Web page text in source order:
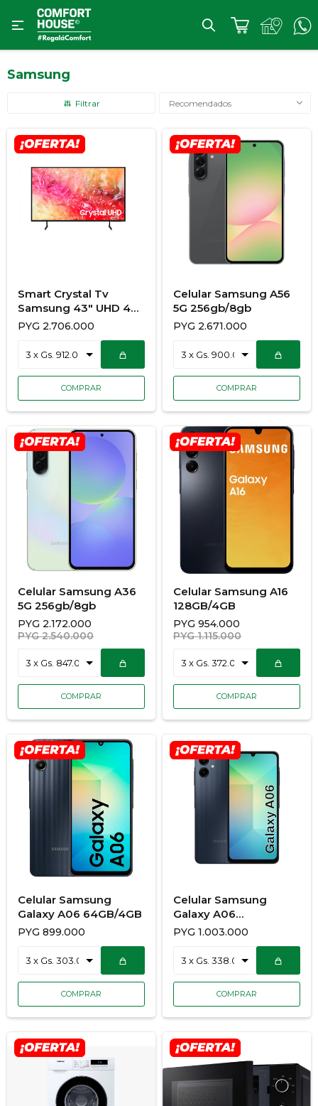

Samsung
Recomendados
Smart Crystal Tv
Samsung 43" UHD 4K
DU7000
PYG 2.706.000
Celular Samsung A56
5G 256gb/8gb
PYG 2.671.000
Celular Samsung A36
5G 256gb/8gb
PYG 2.172.000
PYG 2.540.000
Celular Samsung A16
128GB/4GB
PYG 954.000
PYG 1.115.000
Celular Samsung
Galaxy A06 64GB/4GB
PYG 899.000
Celular Samsung
Galaxy A06
128GB/4GB
PYG 1.003.000